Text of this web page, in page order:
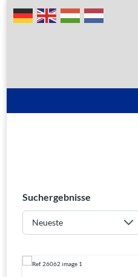
Suchergebnisse